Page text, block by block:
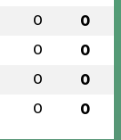
0 0
0 0
0 0
0 0